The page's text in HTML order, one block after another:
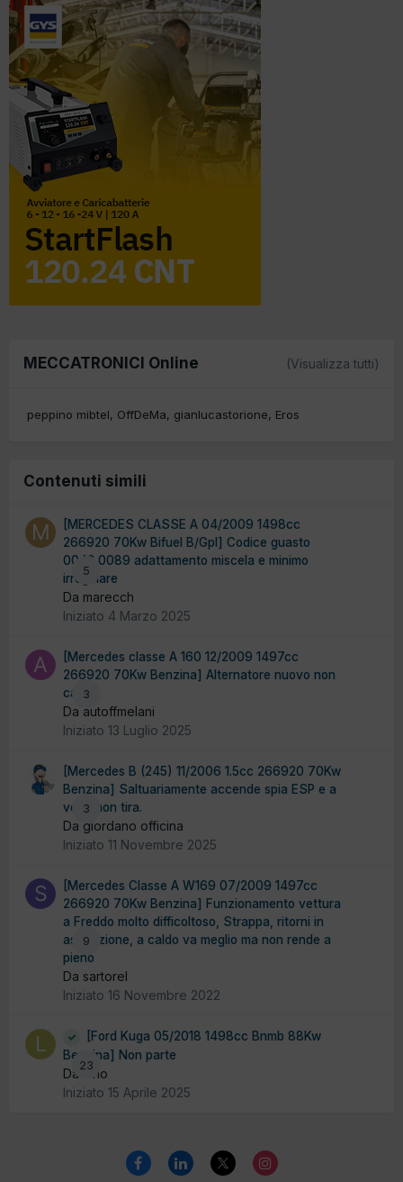
MECCATRONICI Online (Visualizza tutti)
peppino mibtel OffDeMa gianlucastorione Eros
Contenuti simili
5
[MERCEDES CLASSE A 04/2009 1498cc
266920 70Kw Bifuel B/Gpl] Codice guasto
0042 0089 adattamento miscela e minimo
irregolare
Da marecch
Iniziato 4 Marzo 2025
3
[Mercedes classe A 160 12/2009 1497cc
266920 70Kw Benzina] Alternatore nuovo non
carica
Da autoffmelani
Iniziato 13 Luglio 2025
3
[Mercedes B (245) 11/2006 1.5cc 266920 70Kw
Benzina] Saltuariamente accende spia ESP e a
volte non tira.
Da giordano officina
Iniziato 11 Novembre 2025
9
[Mercedes Classe A W169 07/2009 1497cc
266920 70Kw Benzina] Funzionamento vettura
a Freddo molto difficoltoso, Strappa, ritorni in
aspirazione, a caldo va meglio ma non rende a
pieno
Da sartorel
Iniziato 16 Novembre 2022
23
[Ford Kuga 05/2018 1498cc Bnmb 88Kw
Benzina] Non parte
Da lario
Iniziato 15 Aprile 2025